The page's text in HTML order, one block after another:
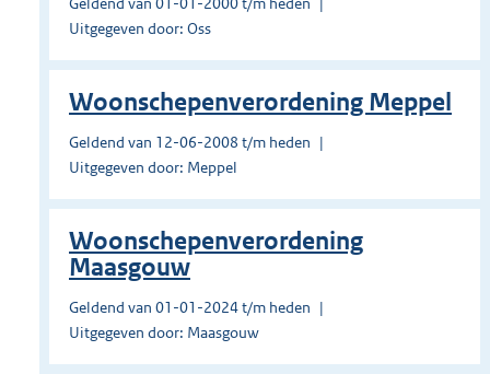
Uitgegeven door: Oss
Woonschepenverordening Meppel
Geldend van 12-06-2008 t/m heden
Uitgegeven door: Meppel
Woonschepenverordening
Maasgouw
Geldend van 01-01-2024 t/m heden
Uitgegeven door: Maasgouw